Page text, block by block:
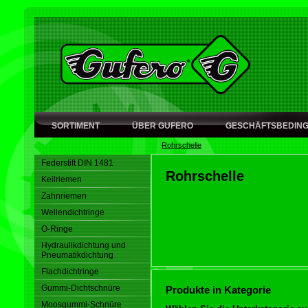
SORTIMENT ÜBER GUFERO
Rohrschelle
Federstift DIN 1481
Keilriemen
Zahnriemen
Wellendichtringe
O-Ringe
Hydraulikdichtung und
Pneumatikdichtung
Flachdichtringe
Gummi-Dichtschnüre
Moosgummi-Schnüre
Rohrschelle
Produkte in Kategorie